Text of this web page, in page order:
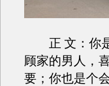
正 文：你是
顾家的男人，
要；你也是个